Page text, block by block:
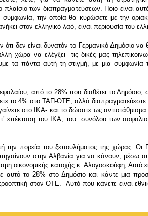
των διαπραγματεύσεων. Ποιο είναι
συμφωνία, την οποία θα κυρώσετε με την
στον ελληνικό λαό, είναι περιουσία του
δεν είναι δυνατόν το Γερμανικό Δημόσιο να
χώρα να ελέγξει τις δικές μας
τα πάντα αυτή τη στιγμή, με μια συμφωνία
από το 28% που διαθέτει το
το 4% στο ΤΑΠ-ΟΤΕ, αλλά διαπραγματεύεστε
στο ΙΚΑ- και το δώσατε ως
επέκταση του ΙΚΑ, του συνόλου των
την πορεία του ξεπουλήματος της χώρας. Οι
στην Αλβανία για να κάνουν, μέσω
οικονομικής κατοχής κ. Αλογοσκούφη; Αυτό
το 28% στο Δημόσιο και κάντε μια
στον ΟΤΕ. Αυτό που κάνετε είναι